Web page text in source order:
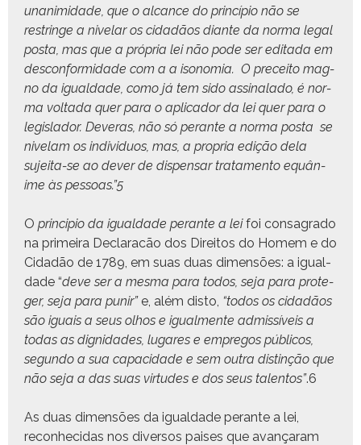
una­n­im­i­dade, que o alcance do princí­pio não se
restringe a nive­lar os cidadãos diante da nor­ma legal
pos­ta, mas que a própria lei não pode ser edi­ta­da em
descon­formi­dade com a a isono­mia. O pre­ceito mag­
no da igual­dade, como já tem sido assi­nal­a­do, é nor­
ma volta­da quer para o apli­cador da lei quer para o
leg­is­lador. Dev­eras, não só per­ante a nor­ma pos­ta se
nive­lam os indi­vid­u­os, mas, a pro­pria edição dela
sujei­ta-se ao dev­er de dis­pen­sar trata­men­to equân­
ime às pes­soas.”5
O prin­ci­pio da igual­dade per­ante a leifoi con­sagra­do
na primeira Declar­acão dos Dire­itos do Homem e do
Cidadão de 1789, em suas duas dimen­sões: a igual­
dade “deve ser a mes­ma para todos, seja para pro­te­
ger, seja para punir” e, além dis­to, “todos os cidadãos
são iguais a seus olhos e igual­mente admis­síveis a
todas as dig­nidades, lugares e empre­gos públi­cos,
segun­do a sua capaci­dade e sem out­ra dis­tinção que
não seja a das suas vir­tudes e dos seus tal­en­tos”.6
As duas dimen­sões da igual­dade per­ante a lei,
recon­heci­das nos diver­sos pais­es que avançaram